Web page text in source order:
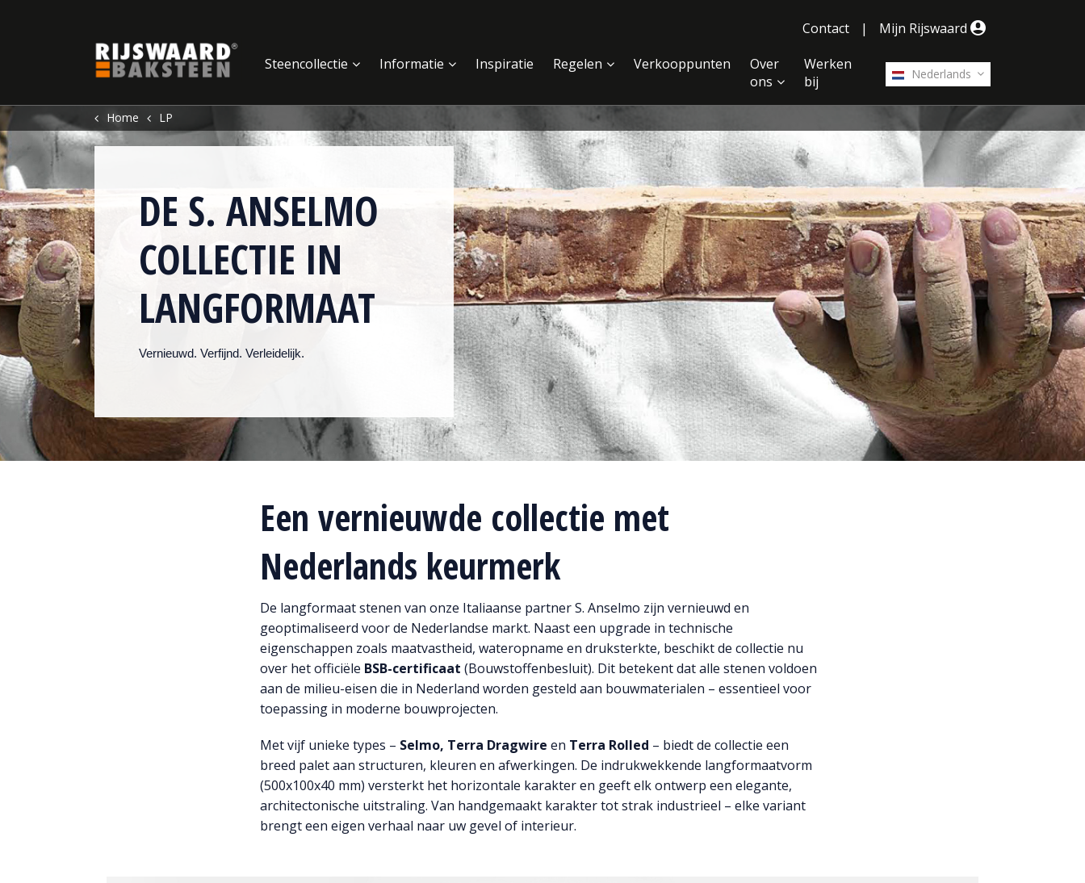
Contact
| Mijn Rijswaard
Nederlands
Steencollectie Informatie Inspiratie Regelen Verkooppunten
Over
ons
Werken
bij
Home LP
DE S. ANSELMO
COLLECTIE IN
LANGFORMAAT
Vernieuwd. Verfijnd. Verleidelijk.
Een vernieuwde collectie met
Nederlands keurmerk
De langformaat stenen van onze Italiaanse partner S. Anselmo zijn vernieuwd en
geoptimaliseerd voor de Nederlandse markt. Naast een upgrade in technische
eigenschappen zoals maatvastheid, wateropname en druksterkte, beschikt de collectie nu
over het officiële BSB-certificaat (Bouwstoffenbesluit). Dit betekent dat alle stenen voldoen
aan de milieu-eisen die in Nederland worden gesteld aan bouwmaterialen – essentieel voor
toepassing in moderne bouwprojecten.
Met vijf unieke types – Selmo, Terra Dragwire en Terra Rolled – biedt de collectie een
breed palet aan structuren, kleuren en afwerkingen. De indrukwekkende langformaatvorm
(500x100x40 mm) versterkt het horizontale karakter en geeft elk ontwerp een elegante,
architectonische uitstraling. Van handgemaakt karakter tot strak industrieel – elke variant
brengt een eigen verhaal naar uw gevel of interieur.